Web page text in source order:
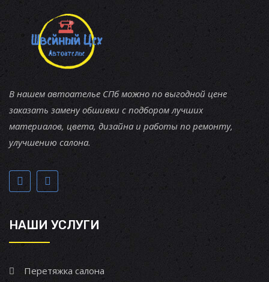
В нашем автоателье СПб можно по выгодной цене
заказать замену обшивки с подбором лучших
материалов, цвета, дизайна и работы по ремонту,
улучшению салона.
НАШИ УСЛУГИ
Перетяжка салона